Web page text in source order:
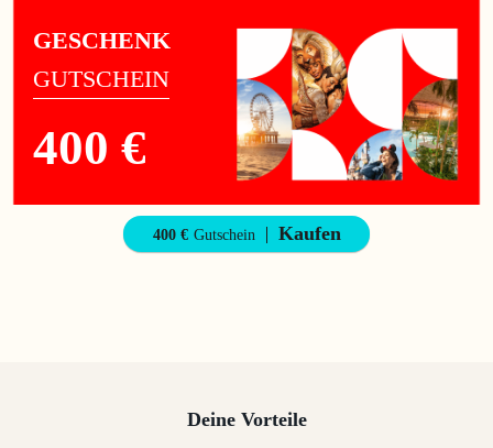
GESCHENK
GUTSCHEIN
400 €
400 € Gutschein Kaufen
Deine Vorteile